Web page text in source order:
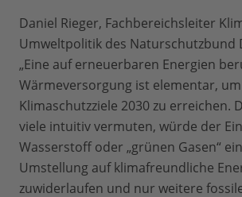
Daniel Rieger, Fachbereichsleiter
Umweltpolitik des Naturschutzbund
„Eine auf erneuerbaren Energien
Wärmeversorgung ist elementar,
Klimaschutzziele 2030 zu erreichen.
viele intuitiv vermuten, würde der
Wasserstoff oder „grünen Gasen“
Umstellung auf klimafreundliche
zuwiderlaufen und nur weitere